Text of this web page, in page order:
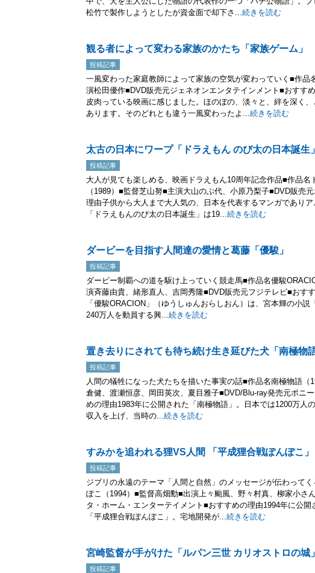
松竹で製作しようとしたが資金面で却下さ...続きを読む
観る者によって変わる家族のかたち「家族ゲーム」
投稿記事
一風変わった家庭教師によって家族の空気が変わっていく■作品
演松田優作■DVD販売元ジェネオンエンタテインメント■おすす
皮肉っている映画に感じました。ほのぼの、淡々と、絆を深く
あります。そのどれとも違う一風変わったよ...続きを読む
太古の日本にワープ「ドラえもん のび太の日本誕生」
投稿記事
大人が見ても楽しめる、映画ドラえもん10周年記念作品■作品名
（1989）■監督芝山努■主演大山のぶ代、小原乃梨子■DVD販売
理由子供から大人まで大人気の、日本を代表するマンガであり
「ドラえもんのび太の日本誕生」は19...続きを読む
ダービーを目指す人間達の愛情と葛藤「優駿」
投稿記事
ダービー制覇への道を駆け上っていく競走馬■作品名優駿
演斉藤由貴、緒形直人、吉岡秀隆■DVD販売元フジテレビ■おす
「優駿ORACION」（ゆうしゅんおらしおん）は、宮本輝の小説
240万人を動員する興...続きを読む
置き去りにされても待ち続け生き延びた犬「南極物語
投稿記事
人間の犠牲になった犬たちを描いた事実の話■作品名南極物語（
倉健、渡瀬恒彦、岡田英次、夏目雅子■DVD/Blu-ray発売元ポニ
めの理由1983年に公開された「南極物語」。日本では1200万人
収入を上げ、当時の...続きを読む
すみかを追われる狸VS人間 「平成狸合戦ぽんぽこ」
投稿記事
ジブリの永遠のテーマ「人間と自然」のメッセージが伝わって
ぽこ（1994）■監督高畑勳■出演上々颱風、野々村真、柳家小さ
タ・ホーム・エンターテイメント■おすすめの理由1994年に公
「平成狸合戦ぽんぽこ」。宅地開発が...続きを読む
宮崎監督が手がけた「ルパン三世 カリオストロの城」
投稿記事